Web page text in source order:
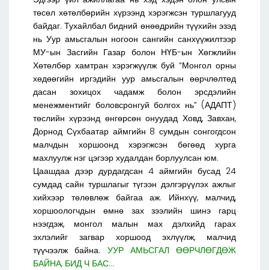
төсөл хөтөлбөрийн хүрээнд хэрэгжсэн туршлагууд
байдаг. Тухайлбал бидний өнөөдрийн түүхийн эзэд
нь Уур амьсгалын ногоон сангийн санхүүжилтээр
МУ-ын Засгийн Газар болон НҮБ-ын Хөгжлийн
Хөтөлбөр хамтран хэрэгжүүлж буй “Монгол орны
хөдөөгийн иргэдийн уур амьсгалын өөрчлөлтөд
дасан зохицох чадамж болон эрсдэлийн
менежментийг боловсронгуй болгох нь” (АДАПТ)
төслийн хүрээнд өнгөрсөн онуудад Ховд, Завхан,
Дорнод Сүхбаатар аймгийн 8 сумдын сонгогдсон
малчдын хоршоонд хэрэгжсэн бөгөөд хурга
махлуулж нэг цэгээр худалдан борлуулсан юм.
Цаашдаа дээр дурдагдсан 4 аймгийн бусад 24
сумдад сайн туршлагыг түгээн дэлгэрүүлэх ажлыг
хийхээр төлөвлөж байгаа аж. Ийнхүү, малчид,
хоршоологчдын өмнө зах зээлийн шинэ гарц
нээгдэж, монгол малын мах дэлхийд гарах
эхлэлийг загвар хоршоод эхлүүлж, малчид
түүчээлж байна. УУР АМЬСГАЛ ӨӨРЧЛӨГДӨЖ
БАЙНА, БИД Ч БАС...